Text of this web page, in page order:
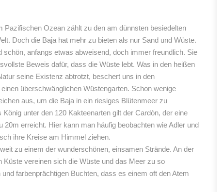
Pazifischen Ozean zählt zu den am dünnsten besiedelten
Doch die Baja hat mehr zu bieten als nur Sand und Wüste.
schön, anfangs etwas abweisend, doch immer freundlich. Sie
Beweis dafür, dass die Wüste lebt. Was in den heißen
seine Existenz abtrotzt, beschert uns in den
überschwänglichen Wüstengarten. Schon wenige
aus, um die Baja in ein riesiges Blütenmeer zu
König unter den 120 Kakteenarten gilt der Cardòn, der eine
20m erreicht. Hier kann man häufig beobachten wie Adler und
ihre Kreise am Himmel ziehen.
zu einem der wunderschönen, einsamen Strände. An der
Küste vereinen sich die Wüste und das Meer zu so
farbenprächtigen Buchten, dass es einem oft den Atem